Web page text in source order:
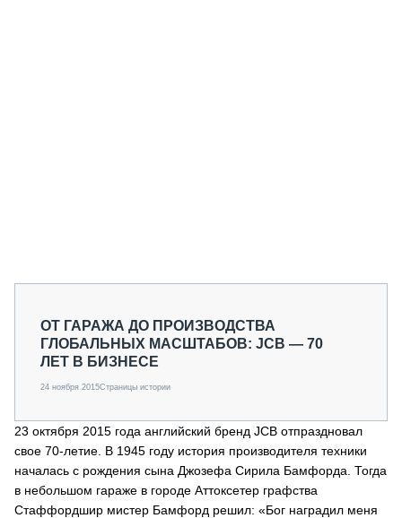
ОТ ГАРАЖА ДО ПРОИЗВОДСТВА
ГЛОБАЛЬНЫХ МАСШТАБОВ: JCB — 70
ЛЕТ В БИЗНЕСЕ
24 ноября 2015Страницы истории
23 октября 2015 года английский бренд JCB отпраздновал
свое 70-летие. В 1945 году история производителя техники
началась с рождения сына Джозефа Сирила Бамфорда. Тогда
в небольшом гараже в городе Аттоксетер графства
Стаффордшир мистер Бамфорд решил: «Бог наградил меня